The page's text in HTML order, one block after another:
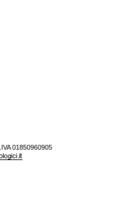
01850960905